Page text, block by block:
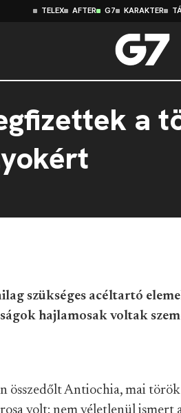
TELEX AFTER G7 KARAKTER
a
szükséges acéltartó
hajlamosak voltak
összedőlt Antiochia, mai
volt: nem véletlenül ismert